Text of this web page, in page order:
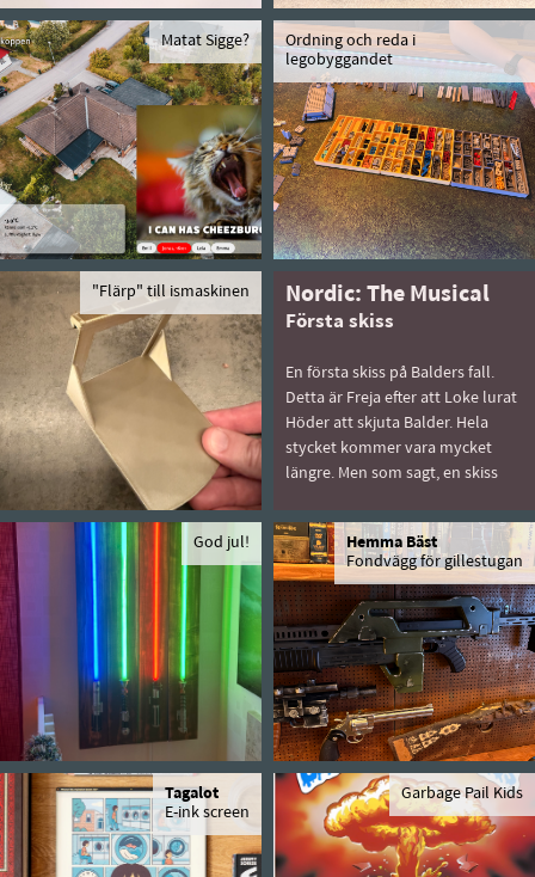
Matat Sigge?
Ordning och reda i
legobyggandet
"Flärp" till ismaskinen Nordic: The Musical
Första skiss
En första skiss på Balders fall.
Detta är Freja efter att Loke lurat
Höder att skjuta Balder. Hela
stycket kommer vara mycket
längre. Men som sagt, en skiss
God jul!
Hemma Bäst
Fondvägg för gillestugan
Tagalot
E-ink screen
Garbage Pail Kids